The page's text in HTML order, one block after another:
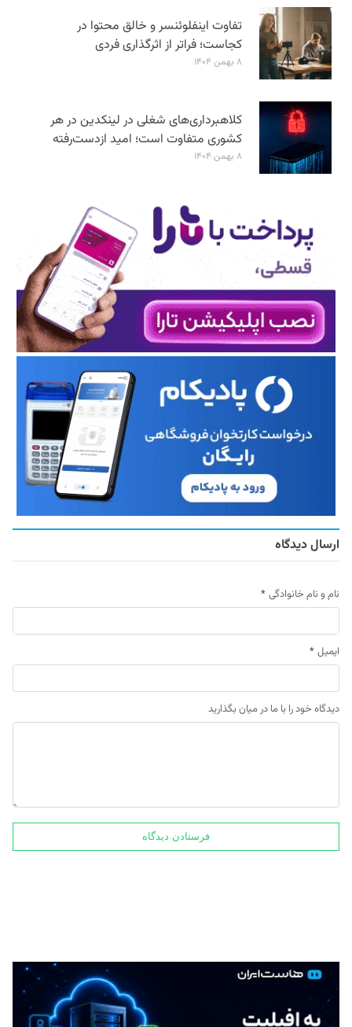
تفاوت اینفلوئنسر و خالق محتوا در
کجاست؛ فراتر از اثرگذاری فردی
۸ بهمن ۱۴۰۴
کلاهبرداری‌های شغلی در لینکدین در هر
کشوری متفاوت است؛ امید ازدست‌رفته
۸ بهمن ۱۴۰۴
ارسال دیدگاه
نام و نام خانوادگی *
ایمیل *
دیدگاه خود را با ما در میان بگذارید